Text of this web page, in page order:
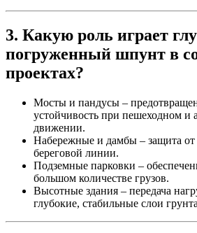
3. Какую роль играет
погруженный шпунт в
проектах?
Мосты и пандусы –
устойчивость при пешеходном и
движении.
Набережные и дамбы – защита
береговой линии.
Подземные парковки –
большом количестве грузов.
Высотные здания – передача
глубокие, стабильные слои